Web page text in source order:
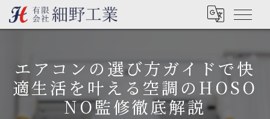
エアコンの選び方ガイドで快
適生活を叶える空調のHOSO
NO監修徹底解説